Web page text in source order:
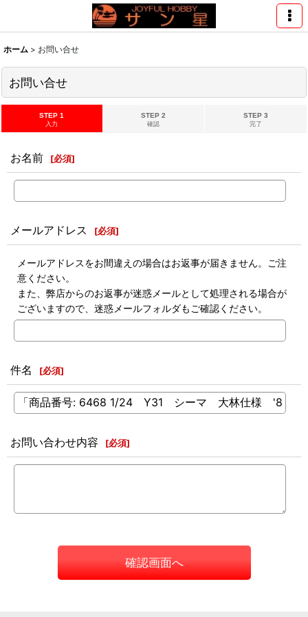
ホーム > お問い合せ
お問い合せ
STEP 1
入力
STEP 2
確認
STEP 3
完了
お名前 [必須]
メールアドレス [必須]
メールアドレスをお間違えの場合はお返事が届きません。ご注
意ください。
また、弊店からのお返事が迷惑メールとして処理される場合が
ございますので、迷惑メールフォルダもご確認ください。
件名 [必須]
お問い合わせ内容 [必須]
確認画面へ